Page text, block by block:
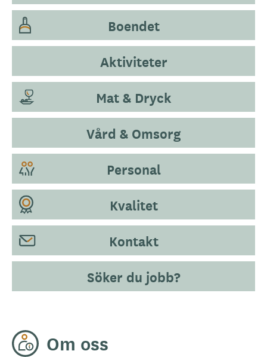
Boendet
Aktiviteter
Mat & Dryck
Vård & Omsorg
Personal
Kvalitet
Kontakt
Söker du jobb?
Om oss